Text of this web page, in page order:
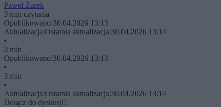
Paweł Żurek
3 min czytania
Opublikowano:30.04.2026 13:13
Aktualizacja:Ostatnia aktualizacja:30.04.2026 13:14
•
3 min
Opublikowano:30.04.2026 13:13
•
3 min
•
Aktualizacja:Ostatnia aktualizacja:30.04.2026 13:14
Dołącz do dyskusji!